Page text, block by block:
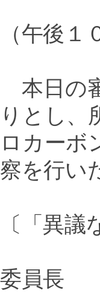
（午後１
本日の
りとし、
ロカーボ
察を行い
〔「異
委員長